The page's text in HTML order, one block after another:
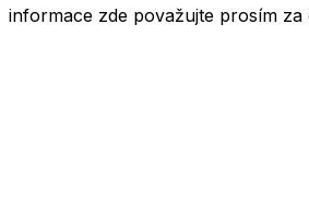
informace zde považujte prosím za